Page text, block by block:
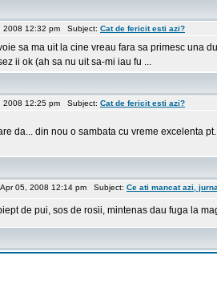
2008 12:32 pm Subject: Cat de fericit esti azi?
sa ma uit la cine vreau fara sa primesc una
ii ok (ah sa nu uit sa-mi iau fu ...
2008 12:25 pm Subject: Cat de fericit esti azi?
da... din nou o sambata cu vreme excelenta
05, 2008 12:14 pm Subject: Ce ati mancat azi,
de pui, sos de rosii, mintenas dau fuga la